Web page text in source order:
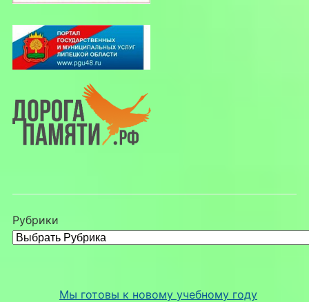
Рубрики
Мы готовы к новому учебному году